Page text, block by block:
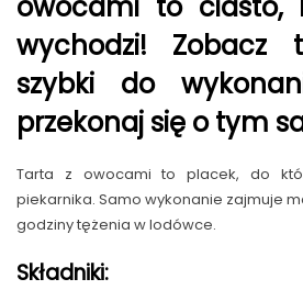
owocami to ciasto,
wychodzi!
szybki do
przekonaj się o tym
Tarta z owocami to placek, do
piekarnika. Samo wykonanie zajmuje
godziny tężenia w lodówce.
Składniki: